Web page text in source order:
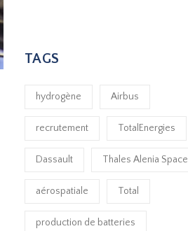
TAGS
hydrogène Airbus
recrutement TotalEnergies
Dassault Thales Alenia Space
aérospatiale Total
production de batteries